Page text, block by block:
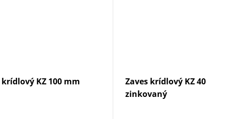
krídlový KZ 100 mm
Zaves krídlový KZ 40
zinkovaný